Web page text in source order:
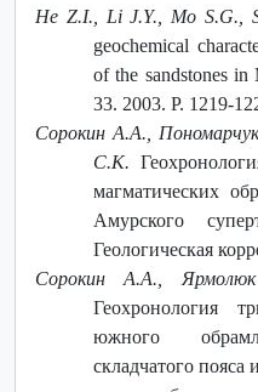
He Z.I., Li J.Y., Mo S.G.,
geochemical
of the sandstones
33. 2003. P. 1219-
Сорокин A.A.,
С.К.
магматических
Амурского
Геологическая
Сорокин А.А.,
Геохронология
южного
складчатого пояса